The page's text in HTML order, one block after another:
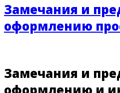
Замечания и
оформлению
Замечания и